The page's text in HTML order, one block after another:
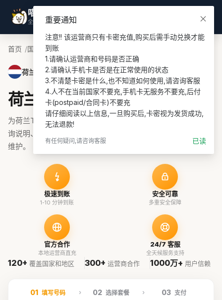
喵喵游全球
全球话费充值专家
首页 国家 荷兰话费充值
荷兰 · T-Mobile PIN
荷兰T-Mobile PIN话费充值
为荷兰T-Mobile PIN号码充值话费、流量或套餐，支持余额查
询说明、在线支付和订单协助，适合 prepaid 续费与海外号码
维护。
极速到账
1-10 分钟到账
安全可靠
多重安全保障
官方合作
本地运营商直充
24/7 客服
全天候服务支持
120+ 覆盖国家和地区 300+ 运营商合作 1000万+ 用户信赖
01 填写号码 02 选择套餐 03 支付
重要通知
注意!! 该运营商只有卡密充值,购买后需手动兑换才能
到账
1.请确认运营商和号码是否正确
2.请确认手机卡是否是在正常使用的状态
3.不清楚卡密是什么,也不知道如何使用,请咨询客服
4.人不在当前国家不要充,手机卡无服务不要充,后付
卡(postpaid/合同卡)不要充
请仔细阅读以上信息,一旦购买后,卡密视为发货成功,
无法退款!
有任何疑问,请咨询客服 已读